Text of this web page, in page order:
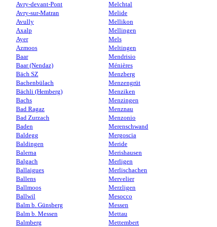
Avry-devant-Pont
Avry-sur-Matran
Avully
Axalp
Ayer
Azmoos
Baar
Baar (Nendaz)
Bäch SZ
Bachenbülach
Bächli (Hemberg)
Bachs
Bad Ragaz
Bad Zurzach
Baden
Baldegg
Baldingen
Balerna
Balgach
Ballaigues
Ballens
Ballmoos
Ballwil
Balm b. Günsberg
Balm b. Messen
Balmberg
Melchtal
Melide
Mellikon
Mellingen
Mels
Meltingen
Mendrisio
Ménières
Menzberg
Menzengrüt
Menziken
Menzingen
Menznau
Menzonio
Merenschwand
Mergoscia
Meride
Merishausen
Merligen
Merlischachen
Mervelier
Merzligen
Mesocco
Messen
Mettau
Mettembert